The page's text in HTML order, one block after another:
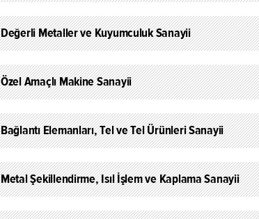
Değerli Metaller ve Kuyumculuk Sanayii
Özel Amaçlı Makine Sanayii
Bağlantı Elemanları, Tel ve Tel Ürünleri Sanayii
Metal Şekillendirme, Isıl İşlem ve Kaplama Sanayii